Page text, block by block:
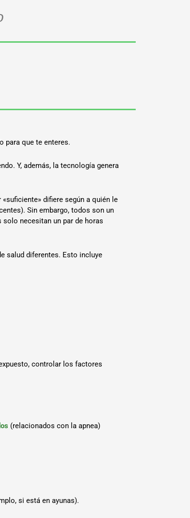
para que te enteres.
Y, además, la tecnología genera
difiere según a quién le
Sin embargo, todos son un
necesitan un par de horas
salud diferentes. Esto incluye
controlar los factores
(relacionados con la apnea)
si está en ayunas).